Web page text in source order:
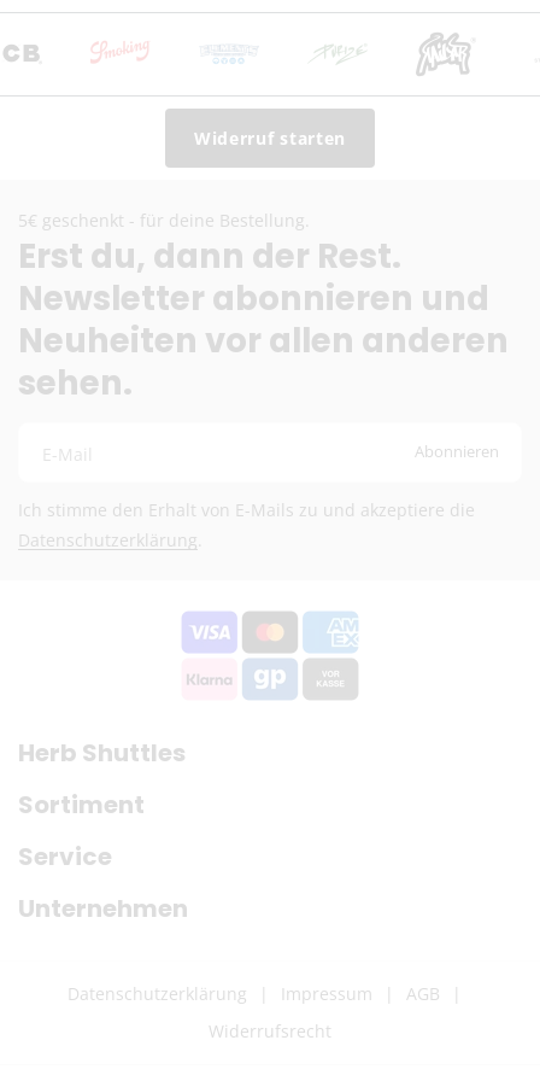
€)
Kostenloser DHL-Versand ab 100 €
Lieferzeit:
2–6 Werktage
Preise exkl. MwSt.
Eventuelle Zölle & Gebühren trägt der Empfänger
Die genauen Versandkosten werden im Warenkorb berechnet.
Widerruf starten
5€ geschenkt - für deine Bestellung.
Erst du, dann der Rest.
Newsletter abonnieren und
Neuheiten vor allen anderen
sehen.
E-Mail Abonnieren
Ich stimme den Erhalt von E-Mails zu und akzeptiere die
Datenschutzerklärung
Herb Shuttles
Sortiment
Service
Unternehmen
Datenschutzerklärung Impressum
AGB
Widerrufsrecht